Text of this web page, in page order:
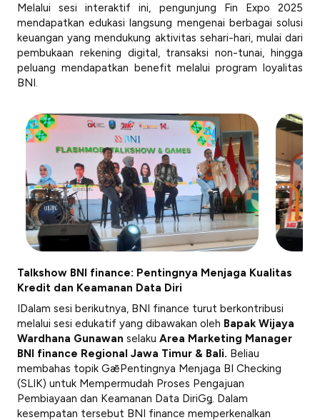
Melalui sesi interaktif ini, pengunjung Fin Expo 2025
mendapatkan edukasi langsung mengenai berbagai solusi
keuangan yang mendukung aktivitas sehari-hari, mulai dari
pembukaan rekening digital, transaksi non-tunai, hingga
peluang mendapatkan benefit melalui program loyalitas
BNI.
Talkshow BNI finance: Pentingnya Menjaga Kualitas
Kredit dan Keamanan Data Diri
IDalam sesi berikutnya, BNI finance turut berkontribusi
melalui sesi edukatif yang dibawakan oleh Bapak Wijaya
Wardhana Gunawan selaku Area Marketing Manager
BNI finance Regional Jawa Timur & Bali. Beliau
membahas topik GǣPentingnya Menjaga BI Checking
(SLIK) untuk Mempermudah Proses Pengajuan
Pembiayaan dan Keamanan Data DiriGǥ. Dalam
kesempatan tersebut BNI finance memperkenalkan